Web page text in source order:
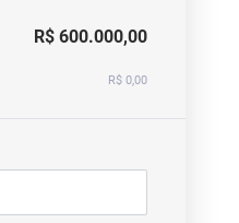
R$ 600.000,00
R$ 0,00